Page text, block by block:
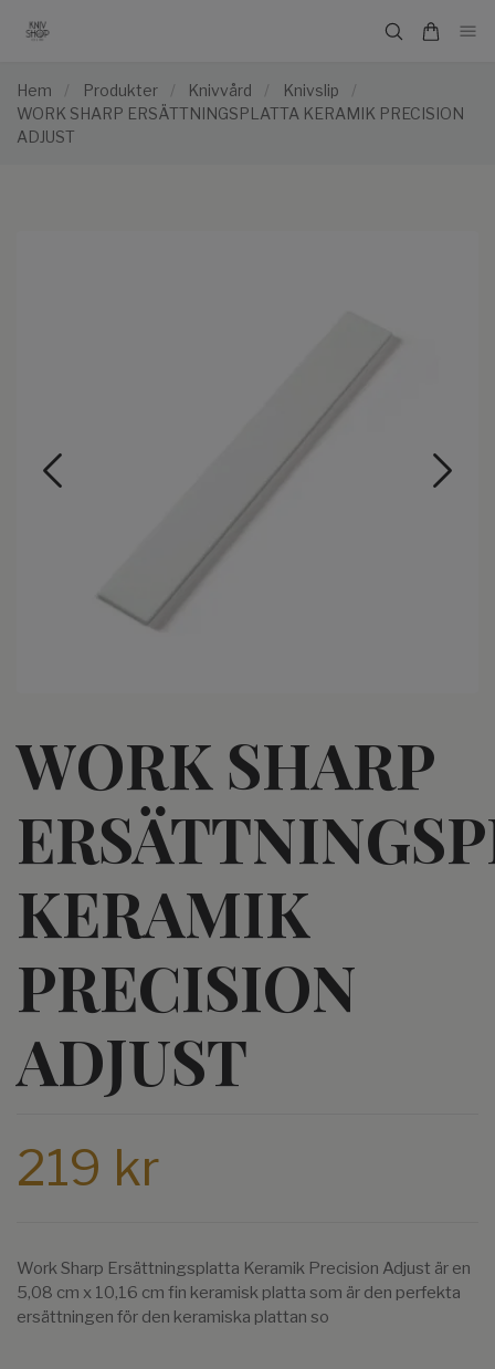
Hem / Produkter / Knivvård / Knivslip
/
WORK SHARP ERSÄTTNINGSPLATTA KERAMIK PRECISION
ADJUST
WORK SHARP
KERAMIK
PRECISION
ADJUST
219 kr
Work Sharp Ersättningsplatta Keramik Precision Adjust är en
5,08 cm x 10,16 cm fin keramisk platta som är den perfekta
ersättningen för den keramiska plattan so